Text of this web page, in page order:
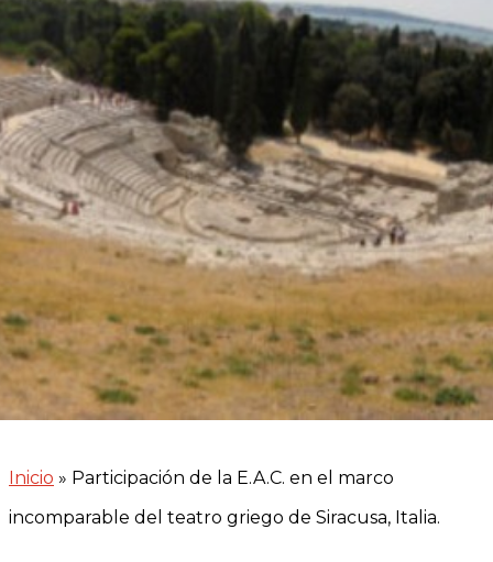
Inicio » Participación de la E.A.C. en el marco
incomparable del teatro griego de Siracusa, Italia.